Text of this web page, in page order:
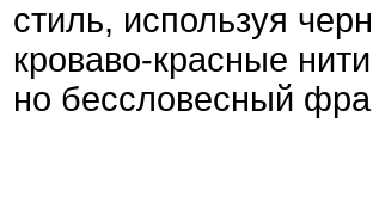
стиль, используя
кроваво-красные
но бессловесный